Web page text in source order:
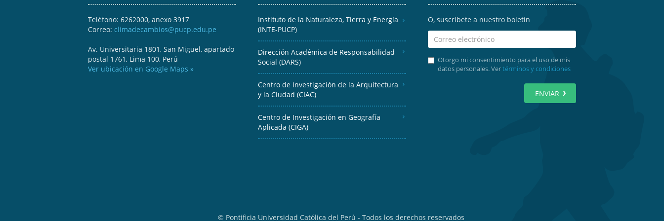
Teléfono: 6262000, anexo 3917
Correo: climadecambios@pucp.edu.pe
Av. Universitaria 1801, San Miguel, apartado
postal 1761, Lima 100, Perú
Ver ubicación en Google Maps »
Instituto de la Naturaleza, Tierra y Energía
(INTE-PUCP)
Dirección Académica de Responsabilidad
Social (DARS)
Centro de Investigación de la Arquitectura
y la Ciudad (CIAC)
Centro de Investigación en Geografía
Aplicada (CIGA)
O, suscríbete a nuestro boletín
Otorgo mi consentimiento para el uso de mis
datos personales. Vertérminos y condiciones
ENVIAR
© Pontificia Universidad Católica del Perú - Todos los derechos reservados